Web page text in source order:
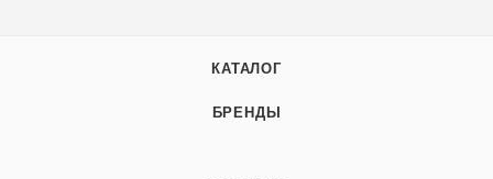
КАТАЛОГ
БРЕНДЫ